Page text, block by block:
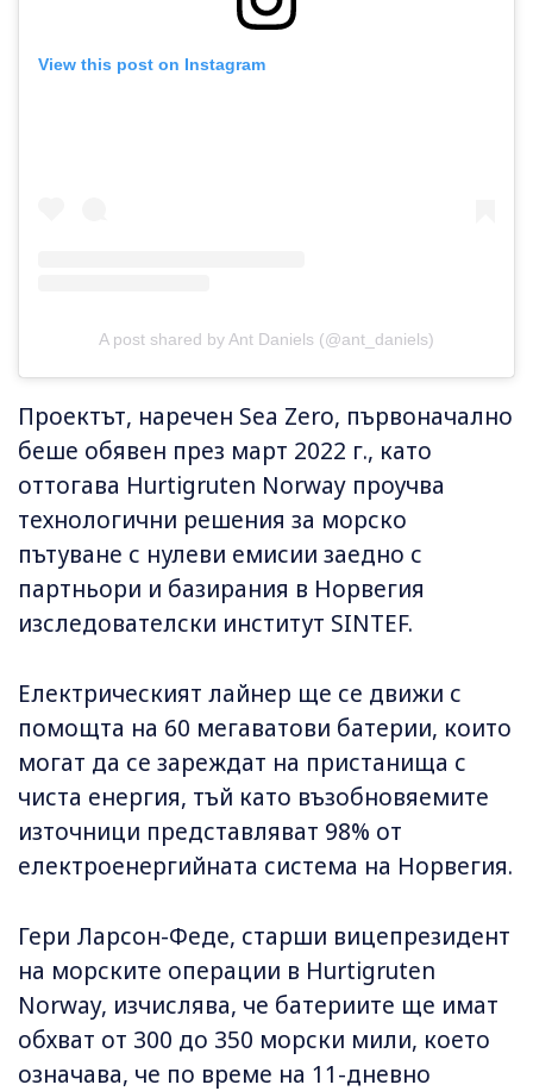
View this post on Instagram
A post shared by Ant Daniels (@ant_daniels)
Проектът, наречен Sea Zero, първоначално
беше обявен през март 2022 г., като
оттогава Hurtigruten Norway проучва
технологични решения за морско
пътуване с нулеви емисии заедно с
партньори и базирания в Норвегия
изследователски институт SINTEF.
Електрическият лайнер ще се движи с
помощта на 60 мегаватови батерии, които
могат да се зареждат на пристанища с
чиста енергия, тъй като възобновяемите
източници представляват 98% от
електроенергийната система на Норвегия.
Гери Ларсон-Феде, старши вицепрезидент
на морските операции в Hurtigruten
Norway, изчислява, че батериите ще имат
обхват от 300 до 350 морски мили, което
означава, че по време на 11-дневно